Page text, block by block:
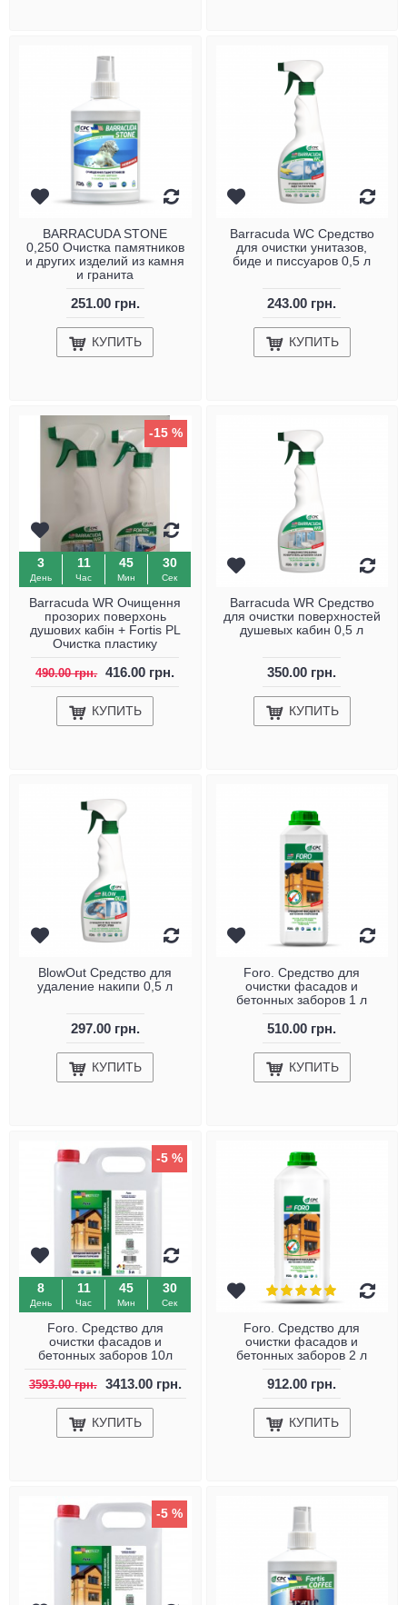
BARRACUDA STONE
0,250 Очистка памятников
и других изделий из камня
и гранита
251.00 грн.
КУПИТЬ
Barracuda WC Средство
для очистки унитазов,
биде и писсуаров 0,5 л
243.00 грн.
КУПИТЬ
-15 %
3
День
11
Час
45
Мин
29
Сек
Barracuda WR Очищення
прозорих поверхонь
душових кабін + Fortis PL
Очистка пластику
490.00 грн. 416.00 грн.
КУПИТЬ
Barracuda WR Средство
для очистки поверхностей
душевых кабин 0,5 л
350.00 грн.
КУПИТЬ
BlowOut Средство для
удаление накипи 0,5 л
297.00 грн.
КУПИТЬ
Foro. Средство для
очистки фасадов и
бетонных заборов 1 л
510.00 грн.
КУПИТЬ
-5 %
8
День
11
Час
45
Мин
29
Сек
Foro. Средство для
очистки фасадов и
бетонных заборов 10л
3593.00 грн. 3413.00 грн.
КУПИТЬ
Foro. Средство для
очистки фасадов и
бетонных заборов 2 л
912.00 грн.
КУПИТЬ
-5 %